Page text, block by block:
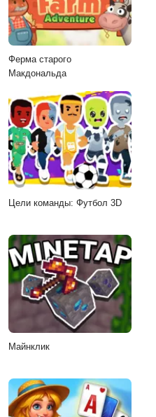
Ферма старого
Макдональда
Цели команды: Футбол 3D
Майнклик